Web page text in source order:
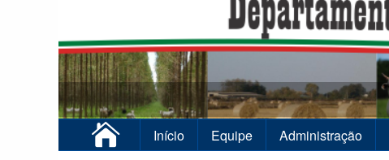
Início Equipe Administração